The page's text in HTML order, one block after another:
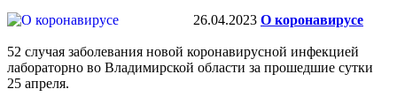
26.04.2023 О коронавирусе
52 случая заболевания новой коронавирусной инфекцией
лабораторно во Владимирской области за прошедшие сутки
25 апреля.